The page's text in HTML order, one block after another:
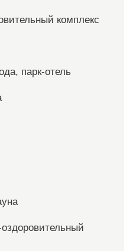
комплекс
парк-отель